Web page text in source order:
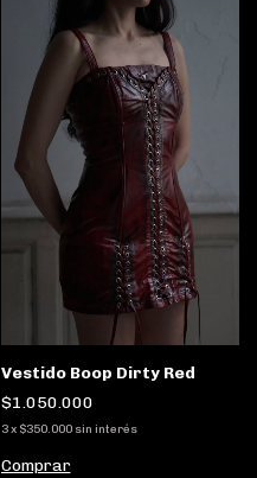
Vestido Boop Dirty Red
$1.050.000
3 x $350.000 sin interés
Comprar